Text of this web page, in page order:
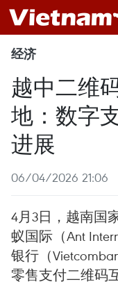
经济
越中二维
地：数字
进展
06/04/2026 21:06
4月3日，越南国
蚁国际（Ant
银行（
零售支付二维码